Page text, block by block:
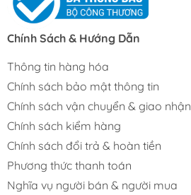
Chính Sách & Hướng Dẫn
Thông tin hàng hóa
Chính sách bảo mật thông tin
Chính sách vận chuyển & giao nhận
Chính sách kiểm hàng
Chính sách đổi trả & hoàn tiền
Phương thức thanh toán
Nghĩa vụ người bán & người mua